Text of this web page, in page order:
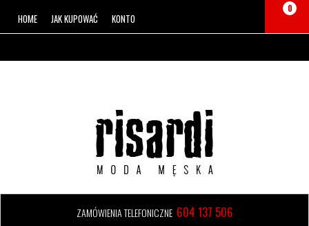
HOME JAK KUPOWAĆ KONTO
0
ZAMÓWIENIA TELEFONICZNE 604 137 506